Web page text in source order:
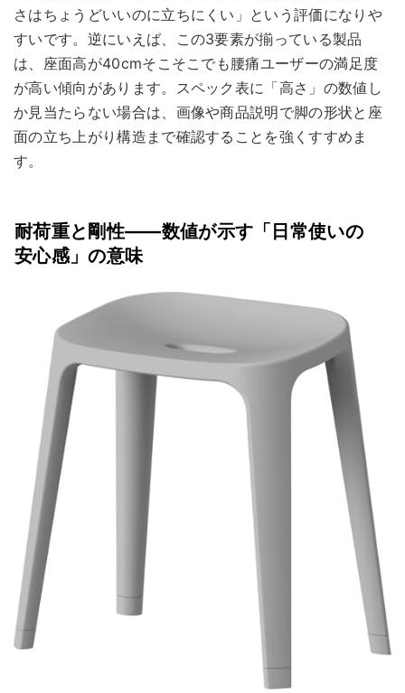
さはちょうどいいのに立ちにくい」という評価になりや
すいです。逆にいえば、この3要素が揃っている製品
は、座面高が40cmそこそこでも腰痛ユーザーの満足度
が高い傾向があります。スペック表に「高さ」の数値し
か見当たらない場合は、画像や商品説明で脚の形状と座
面の立ち上がり構造まで確認することを強くすすめま
す。
耐荷重と剛性——数値が示す「日常使いの
安心感」の意味